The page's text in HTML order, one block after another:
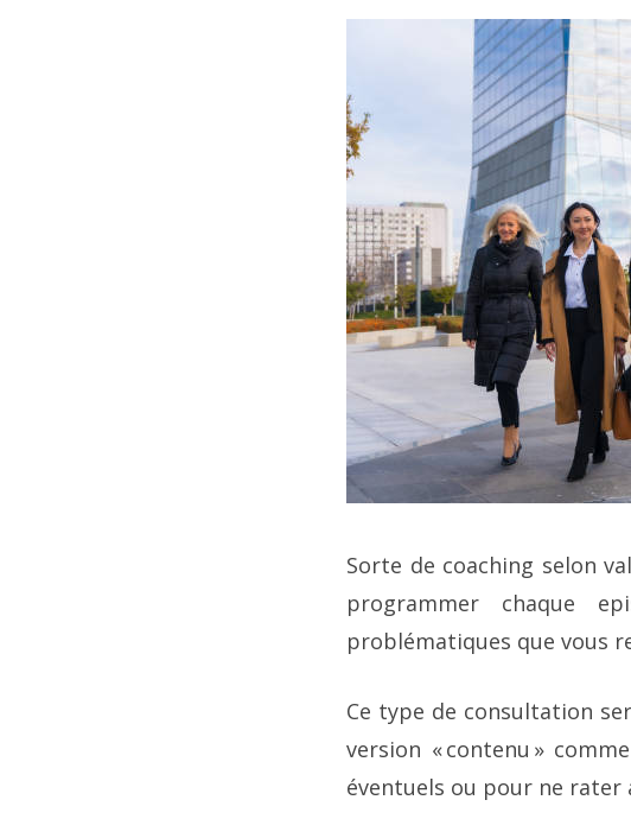
Sorte de coaching selon
programmer chaque
problématiques que vous
Ce type de consultation
version « contenu »
éventuels ou pour ne rater